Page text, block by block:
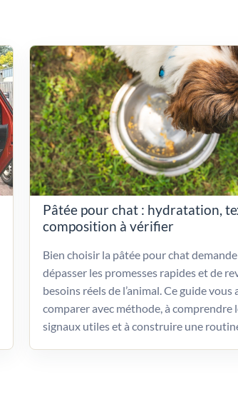
Pâtée pour chat : hydratation,
composition à vérifier
Bien choisir la pâtée pour chat
dépasser les promesses rapides et de
besoins réels de l’animal. Ce guide vous
comparer avec méthode, à comprendre
signaux utiles et à construire une